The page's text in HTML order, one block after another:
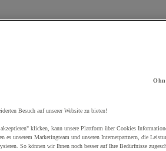
Besuch auf unserer Website zu bieten!
klicken, kann unsere Plattform über Cookies
es unserem Marketingteam und unseren Internetpartnern, die
So können wir Ihnen noch besser auf Ihre Bedürfnisse